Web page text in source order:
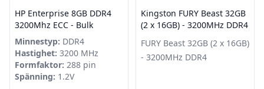
HP Enterprise 8GB DDR4
3200Mhz ECC - Bulk
Minnestyp: DDR4
Hastighet: 3200 MHz
Formfaktor: 288 pin
Spänning: 1.2V
Kingston FURY Beast 32GB
(2 x 16GB) - 3200MHz DDR4
FURY Beast 32GB (2 x 16GB)
- 3200MHz DDR4